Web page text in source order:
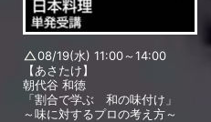
08/19(水) 11:00～14:00
【あさたけ】
朝代谷 和徳
「割合で学ぶ 和の味付け」
～味に対するプロの考え方～